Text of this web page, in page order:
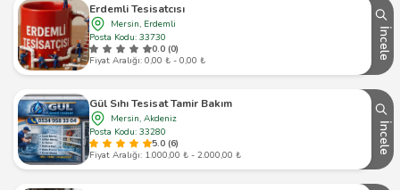
Erdemli Tesisatcısı
Mersin, Erdemli
Posta Kodu: 33730
0.0 (0)
Fiyat Aralığı: 0,00 ₺ - 0,00 ₺
İncele
Gül Sıhı Tesisat Tamir Bakım
Mersin, Akdeniz
Posta Kodu: 33280
5.0 (6)
Fiyat Aralığı: 1.000,00 ₺ - 2.000,00 ₺
İncele